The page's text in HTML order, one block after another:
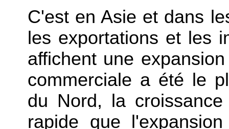
C'est en Asie et dans
les exportations et les
affichent une
commerciale a été le
du Nord, la
rapide que